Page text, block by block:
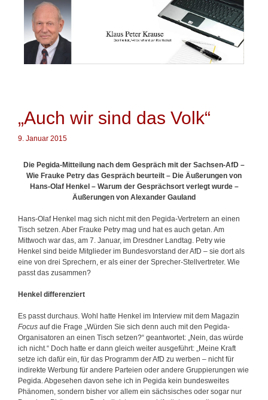
„Auch wir sind das Volk“
9. Januar 2015
Die Pegida-Mitteilung nach dem Gespräch mit der Sachsen-AfD –
Wie Frauke Petry das Gespräch beurteilt – Die Äußerungen von
Hans-Olaf Henkel – Warum der Gesprächsort verlegt wurde –
Äußerungen von Alexander Gauland
Hans-Olaf Henkel mag sich nicht mit den Pegida-Vertretern an einen
Tisch setzen. Aber Frauke Petry mag und hat es auch getan. Am
Mittwoch war das, am 7. Januar, im Dresdner Landtag. Petry wie
Henkel sind beide Mitglieder im Bundesvorstand der AfD – sie dort als
eine von drei Sprechern, er als einer der Sprecher-Stellvertreter. Wie
passt das zusammen?
Henkel differenziert
Es passt durchaus. Wohl hatte Henkel im Interview mit dem Magazin
Focus auf die Frage „Würden Sie sich denn auch mit den Pegida-
Organisatoren an einen Tisch setzen?“ geantwortet: „Nein, das würde
ich nicht.“ Doch hatte er dann gleich weiter ausgeführt: „Meine Kraft
setze ich dafür ein, für das Programm der AfD zu werben – nicht für
indirekte Werbung für andere Parteien oder andere Gruppierungen wie
Pegida. Abgesehen davon sehe ich in Pegida kein bundesweites
Phänomen, sondern bisher vor allem ein sächsisches oder sogar nur